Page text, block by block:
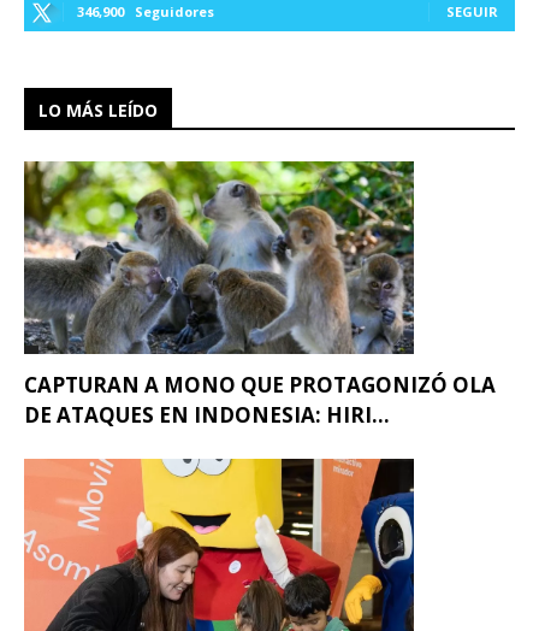
346,900 Seguidores SEGUIR
LO MÁS LEÍDO
CAPTURAN A MONO QUE PROTAGONIZÓ OLA
DE ATAQUES EN INDONESIA: HIRI...